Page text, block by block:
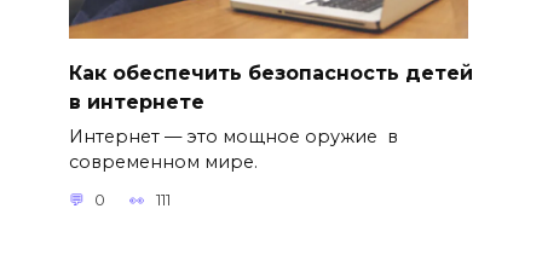
Как обеспечить безопасность детей
в интернете
Интернет — это мощное оружие в
современном мире.
0 111